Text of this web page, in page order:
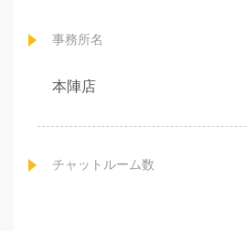
事務所名
本陣店
チャットルーム数